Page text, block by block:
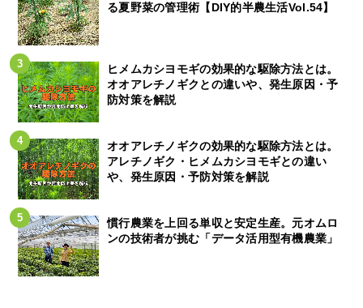
る夏野菜の管理術【DIY的半農生活Vol.54】
ヒメムカシヨモギの効果的な駆除方法とは。
オオアレチノギクとの違いや、発生原因・予
防対策を解説
オオアレチノギクの効果的な駆除方法とは。
アレチノギク・ヒメムカシヨモギとの違い
や、発生原因・予防対策を解説
慣行農業を上回る単収と安定生産。元オムロ
ンの技術者が挑む「データ活用型有機農業」